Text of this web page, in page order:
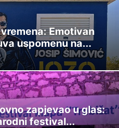
Emotivan
uspomenu na...
zapjevao u glas:
festival...